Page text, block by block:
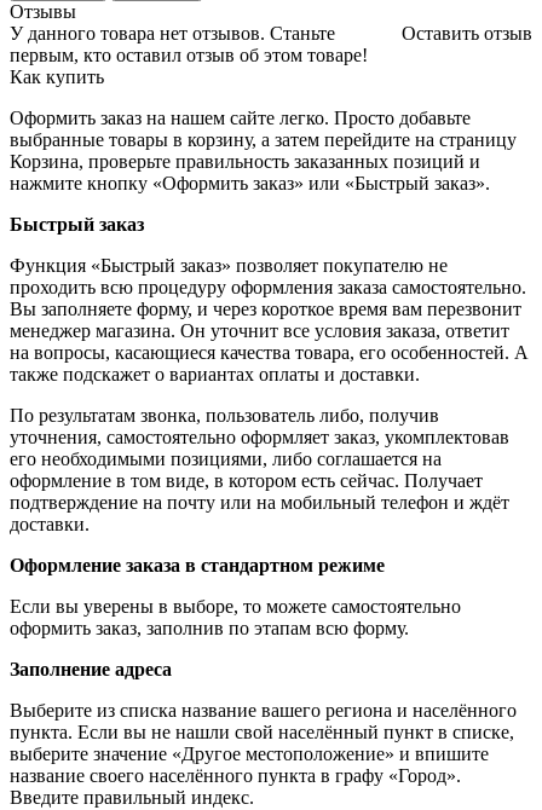
Отзывы
Оставить отзыв
У данного товара нет отзывов. Станьте
первым, кто оставил отзыв об этом товаре!
Как купить
Оформить заказ на нашем сайте легко. Просто добавьте
выбранные товары в корзину, а затем перейдите на страницу
Корзина, проверьте правильность заказанных позиций и
нажмите кнопку «Оформить заказ» или «Быстрый заказ».
Быстрый заказ
Функция «Быстрый заказ» позволяет покупателю не
проходить всю процедуру оформления заказа самостоятельно.
Вы заполняете форму, и через короткое время вам перезвонит
менеджер магазина. Он уточнит все условия заказа, ответит
на вопросы, касающиеся качества товара, его особенностей. А
также подскажет о вариантах оплаты и доставки.
По результатам звонка, пользователь либо, получив
уточнения, самостоятельно оформляет заказ, укомплектовав
его необходимыми позициями, либо соглашается на
оформление в том виде, в котором есть сейчас. Получает
подтверждение на почту или на мобильный телефон и ждёт
доставки.
Оформление заказа в стандартном режиме
Если вы уверены в выборе, то можете самостоятельно
оформить заказ, заполнив по этапам всю форму.
Заполнение адреса
Выберите из списка название вашего региона и населённого
пункта. Если вы не нашли свой населённый пункт в списке,
выберите значение «Другое местоположение» и впишите
название своего населённого пункта в графу «Город».
Введите правильный индекс.